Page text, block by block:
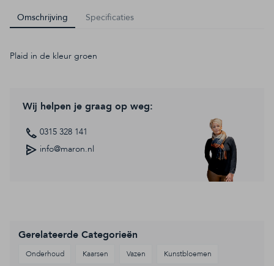
Omschrijving
Plaid in de kleur groen
Specificaties
Wij helpen je graag op weg:
0315 328 141
info@maron.nl
Gerelateerde Categorieën
Onderhoud Kaarsen Vazen Kunstbloemen